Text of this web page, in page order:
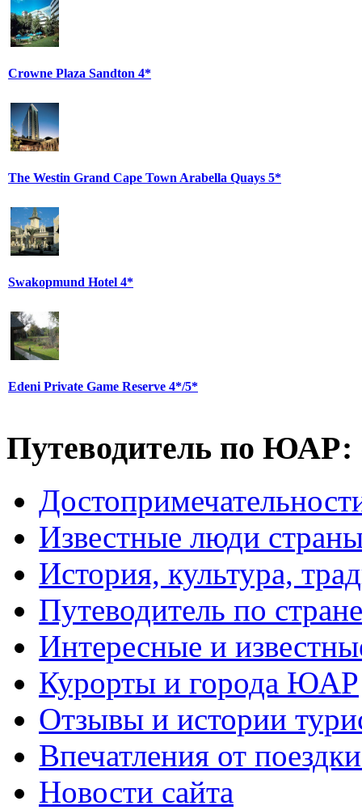
Crowne Plaza Sandton 4*
The Westin Grand Cape Town Arabella Quays 5*
Swakopmund Hotel 4*
Edeni Private Game Reserve 4*/5*
Путеводитель по ЮАР:
Известные люди
История, культура,
Путеводитель по стране
Интересные и
Курорты и города ЮАР
Отзывы и истории
Впечатления от
Новости сайта